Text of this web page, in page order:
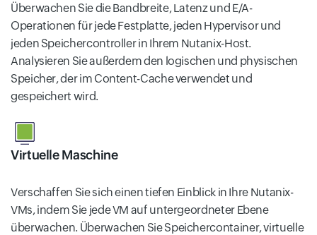
Überwachen Sie die Bandbreite, Latenz und E/A-
Operationen für jede Festplatte, jeden Hypervisor und
jeden Speichercontroller in Ihrem Nutanix-Host.
Analysieren Sie außerdem den logischen und physischen
Speicher, der im Content-Cache verwendet und
gespeichert wird.
Virtuelle Maschine
Verschaffen Sie sich einen tiefen Einblick in Ihre Nutanix-
VMs, indem Sie jede VM auf untergeordneter Ebene
überwachen. Überwachen Sie Speichercontainer, virtuelle